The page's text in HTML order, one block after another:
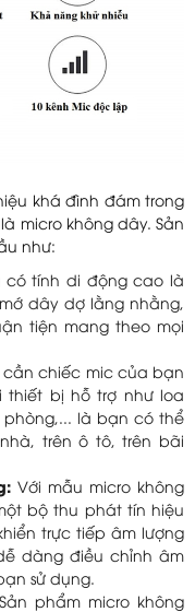
khá đình đám trong
micro không dây. Sản
như:
có tính di động cao là
dây dợ lằng nhằng,
tiện mang theo mọi
chiếc mic của bạn
thiết bị hỗ trợ như loa
phòng,... là bạn có thể
trên ô tô, trên bãi
Với mẫu micro không
bộ thu phát tín hiệu
trực tiếp âm lượng
dàng điều chỉnh âm
sử dụng.
phẩm micro không